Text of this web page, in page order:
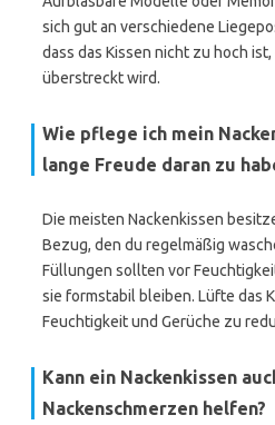
sich gut an verschiedene
dass das Kissen nicht zu hoch
überstreckt wird.
Wie pflege ich mein
lange Freude daran zu
Die meisten Nackenkissen
Bezug, den du regelmäßig
Füllungen sollten vor
sie formstabil bleiben. Lüfte das
Feuchtigkeit und Gerüche zu
Kann ein Nackenkissen
Nackenschmerzen helfen?